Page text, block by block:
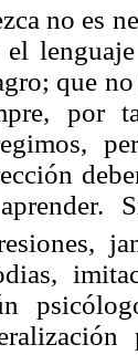
no es
el
que
por